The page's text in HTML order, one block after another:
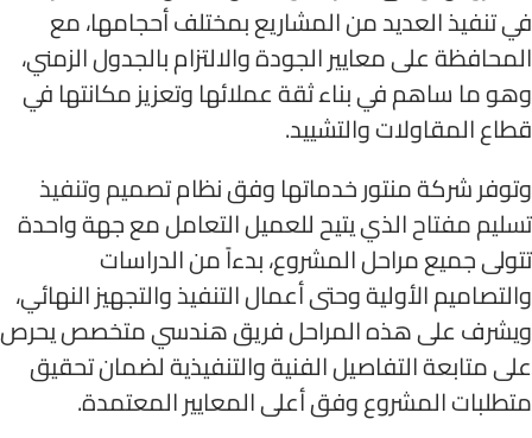
في تنفيذ العديد من المشاريع بمختلف أحجامها، مع
المحافظة على معايير الجودة والالتزام بالجدول الزمني،
وهو ما ساهم في بناء ثقة عملائها وتعزيز مكانتها في
قطاع المقاولات والتشييد.
وتوفر شركة منتور خدماتها وفق نظامتصميم وتنفيذ
تسليم مفتاحالذي يتيح للعميل التعامل مع جهة واحدة
تتولى جميع مراحل المشروع، بدءاً من الدراسات
والتصاميم الأولية وحتى أعمال التنفيذ والتجهيز النهائي،
ويشرف على هذه المراحل فريق هندسي متخصص يحرص
على متابعة التفاصيل الفنية والتنفيذية لضمان تحقيق
متطلبات المشروع وفق أعلى المعايير المعتمدة.